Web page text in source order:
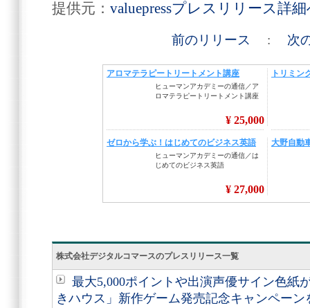
提供元： valuepressプレスリリース詳
前のリリース : 次
株式会社デジタルコマースのプレスリリース一覧
最大5,000ポイントや出演声優サイン色紙
きハウス」新作ゲーム発売記念キャンペー